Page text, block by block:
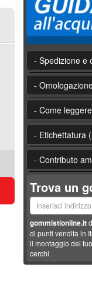
- Spedizione e
-
- Come
- Etichettatura
- Contributo
Trova un
gommistionline.it
di punti vendita in
il montaggio dei
cerchi